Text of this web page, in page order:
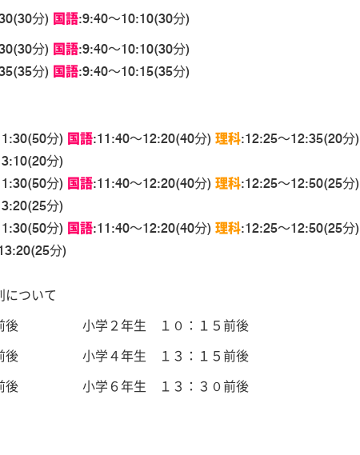
分) 国語:9:40～10:10(30分)
分) 国語:9:40～10:10(30分)
分) 国語:9:40～10:15(35分)
分) 国語:11:40～12:20(40分) 理科:12:25～12:35(20分)
分)
分) 国語:11:40～12:20(40分) 理科:12:25～12:50(25分)
分)
分) 国語:11:40～12:20(40分) 理科:12:25～12:50(25分)
分)
について
前後 小学２年生 １０：１５前後
前後 小学４年生 １３：１５前後
前後 小学６年生 １３：３０前後